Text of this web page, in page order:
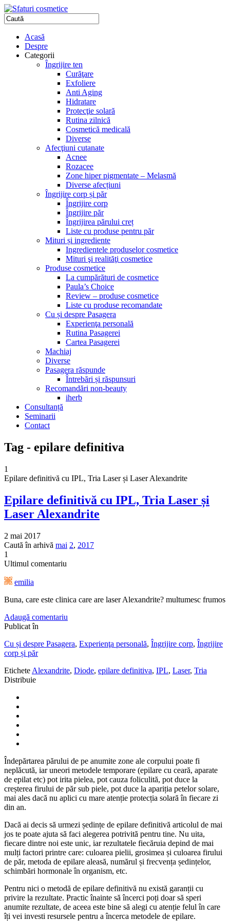
Acasă
Despre
Categorii
Îngrijire ten
Curăţare
Exfoliere
Anti Aging
Hidratare
Protecţie solară
Rutina zilnică
Cosmetică medicală
Diverse
Afecţiuni cutanate
Acnee
Rozacee
Zone hiper pigmentate – Melasmă
Diverse afecțiuni
Îngrijire corp și păr
Îngrijire corp
Îngrijire păr
Îngrijirea părului creț
Liste cu produse pentru păr
Mituri și ingrediente
Ingredientele produselor cosmetice
Mituri şi realităţi cosmetice
Produse cosmetice
La cumpărături de cosmetice
Paula’s Choice
Review – produse cosmetice
Liste cu produse recomandate
Cu și despre Pasagera
Experienţa personală
Rutina Pasagerei
Cartea Pasagerei
Machiaj
Diverse
Pasagera răspunde
Întrebări și răspunsuri
Recomandări non-beauty
iherb
Consultanță
Seminarii
Contact
Tag - epilare definitiva
1
Epilare definitivă cu IPL, Tria Laser și Laser Alexandrite
Epilare definitivă cu IPL, Tria Laser și
Laser Alexandrite
2 mai 2017
Caută în arhivă mai 2, 2017
1
Ultimul comentariu
emilia
Buna, care este clinica care are laser Alexandrite? multumesc frumos
Adaugă comentariu
Publicat în
Cu și despre Pasagera, Experienţa personală, Îngrijire corp, Îngrijire
corp și păr
Etichete Alexandrite, Diode, epilare definitiva, IPL, Laser, Tria
Distribuie
Îndepărtarea părului de pe anumite zone ale corpului poate fi
neplăcută, iar uneori metodele temporare (epilare cu ceară, aparate
de epilat etc) pot irita pielea, pot cauza foliculită, pot duce la
creșterea firului de păr sub piele, pot duce la apariția petelor solare,
mai ales dacă nu aplici cu mare atenție protecția solară în fiecare zi
din an.
Dacă ai decis să urmezi ședințe de epilare definitivă articolul de mai
jos te poate ajuta să faci alegerea potrivită pentru tine. Nu uita,
fiecare dintre noi este unic, iar rezultatele fiecăruia depind de mai
mulți factori printre care: culoarea pielii, grosimea și culoarea firului
de păr, metoda de epilare aleasă, numărul și frecvența ședințelor,
schimbări hormonale în organism, etc.
Pentru nici o metodă de epilare definitivă nu există garanții cu
privire la rezultate. Practic înainte să încerci poți doar să speri
anumite rezultate, de aceea este bine să alegi cu atenție felul în care
îți vei investi resursele pentru a încerca metodele de epilare.